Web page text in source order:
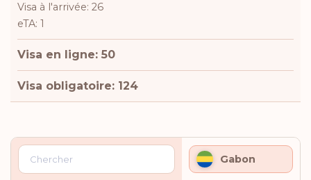
Visa à l'arrivée: 26
eTA: 1
Visa en ligne: 50
Visa obligatoire: 124
Gabon